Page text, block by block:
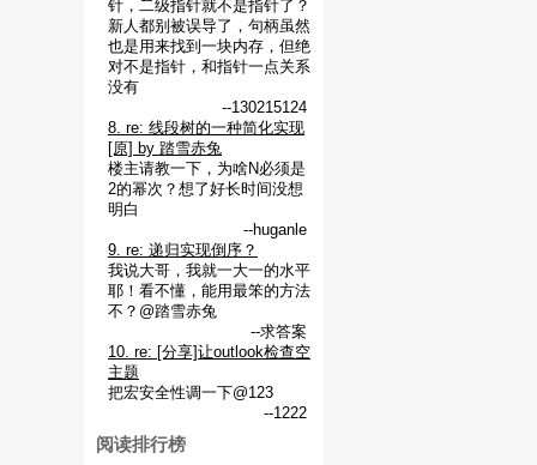
针，二级指针就不是指针了？
新人都别被误导了，句柄虽然
也是用来找到一块内存，但绝
对不是指针，和指针一点关系
没有
--130215124
8. re: 线段树的一种简化实现
[原] by 踏雪赤兔
楼主请教一下，为啥N必须是
2的幂次？想了好长时间没想
明白
--huganle
9. re: 递归实现倒序？
我说大哥，我就一大一的水平
耶！看不懂，能用最笨的方法
不？@踏雪赤兔
--求答案
10. re: [分享]让outlook检查空
主题
把宏安全性调一下@123
--1222
阅读排行榜